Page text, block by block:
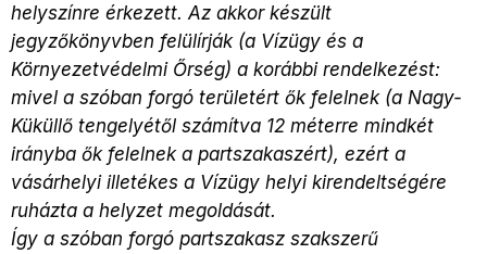
helyszínre érkezett. Az akkor készült
jegyzőkönyvben felülírják (a Vízügy és a
Környezetvédelmi Őrség) a korábbi rendelkezést:
mivel a szóban forgó területért ők felelnek (a Nagy-
Küküllő tengelyétől számítva 12 méterre mindkét
irányba ők felelnek a partszakaszért), ezért a
vásárhelyi illetékes a Vízügy helyi kirendeltségére
ruházta a helyzet megoldását.
Így a szóban forgó partszakasz szakszerű